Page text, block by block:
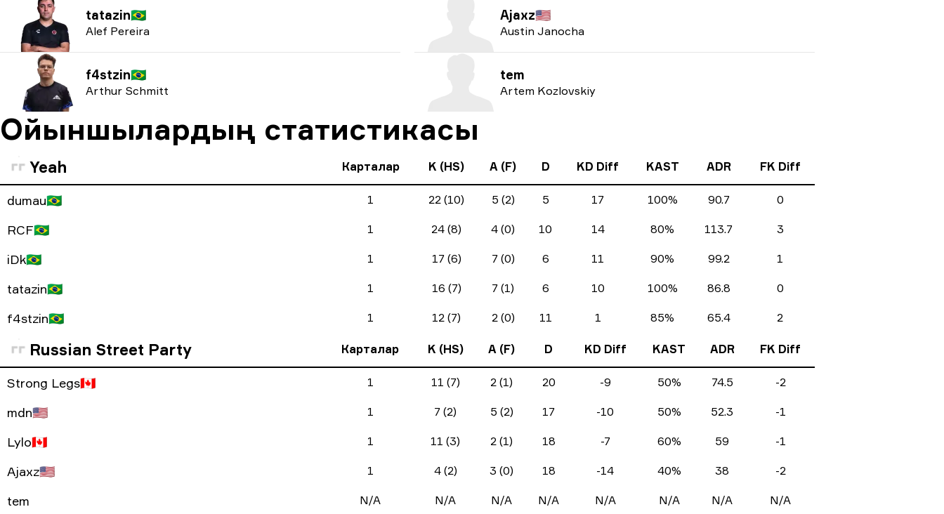
tatazin🇧🇷
Alef Pereira
f4stzin🇧🇷
Arthur Schmitt
Ajaxz🇺🇸
Austin Janocha
tem
Artem Kozlovskiy
Ойыншылардың статистикасы
Yeah Карталар K (HS) A (F) D KD Diff KAST ADR FK Diff
dumau🇧🇷 1 22 (10) 5 (2) 5 17 100% 90.7 0
RCF🇧🇷 1 24 (8) 4 (0) 10 14 80% 113.7 3
iDk🇧🇷 1 17 (6) 7 (0) 6 11 90% 99.2 1
tatazin🇧🇷 1 16 (7) 7 (1) 6 10 100% 86.8 0
f4stzin🇧🇷 1 12 (7) 2 (0) 11 1 85% 65.4 2
Russian Street Party Карталар K (HS) A (F) D KD Diff KAST ADR FK Diff
Strong Legs🇨🇦 1 11 (7) 2 (1) 20 -9 50% 74.5 -2
mdn🇺🇸 1 7 (2) 5 (2) 17 -10 50% 52.3 -1
Lylo🇨🇦 1 11 (3) 2 (1) 18 -7 60% 59 -1
Ajaxz🇺🇸 1 4 (2) 3 (0) 18 -14 40% 38 -2
tem N/A N/A N/A N/A N/A N/A N/A N/A